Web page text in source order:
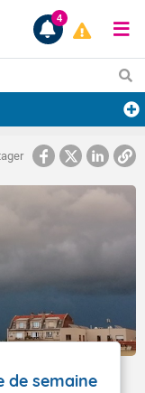
4
de semaine